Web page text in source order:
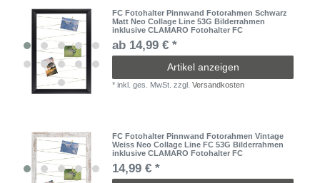
FC Fotohalter Pinnwand Fotorahmen Schwarz
Matt Neo Collage Line 53G Bilderrahmen
inklusive CLAMARO Fotohalter FC
ab 14,99 € *
Artikel anzeigen
*inkl. ges. MwSt. zzgl.Versandkosten
FC Fotohalter Pinnwand Fotorahmen Vintage
Weiss Neo Collage Line FC 53G Bilderrahmen
inklusive CLAMARO Fotohalter FC
14,99 € *